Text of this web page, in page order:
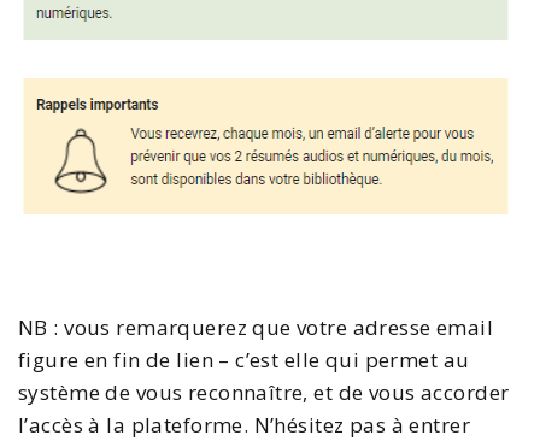
NB : vous remarquerez que votre adresse email
figure en fin de lien – c’est elle qui permet au
système de vous reconnaître, et de vous accorder
l’accès à la plateforme. N’hésitez pas à entrer